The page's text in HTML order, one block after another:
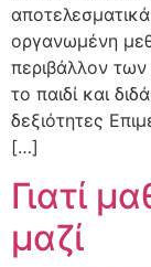
οργανωμένη
περιβάλλον
το παιδί και
δεξιότητες
[…]
Γιατί
μαζί